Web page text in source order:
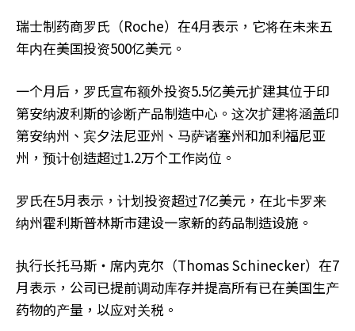
瑞士制药商罗氏（Roche）在4月表示，它将在未来五
年内在美国投资500亿美元。
一个月后，罗氏宣布额外投资5.5亿美元扩建其位于印
第安纳波利斯的诊断产品制造中心。这次扩建将涵盖印
第安纳州、宾夕法尼亚州、马萨诸塞州和加利福尼亚
州，预计创造超过1.2万个工作岗位。
罗氏在5月表示，计划投资超过7亿美元，在北卡罗来
纳州霍利斯普林斯市建设一家新的药品制造设施。
执行长托马斯‧席内克尔（Thomas Schinecker）在7
月表示，公司已提前调动库存并提高所有已在美国生产
药物的产量，以应对关税。